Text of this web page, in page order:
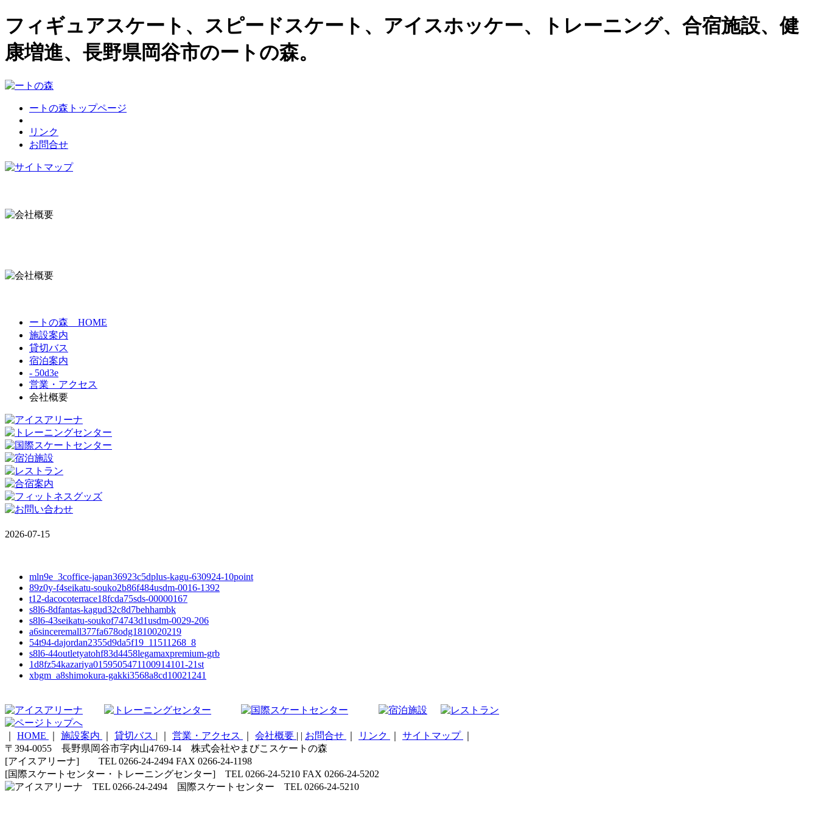
フィギュアスケート、スピードスケート、アイスホッケー、トレーニング、合宿施設、健
康増進、長野県岡谷市のートの森。
ートの森トップページ
リンク
お問合せ
ートの森 HOME
施設案内
貸切バス
宿泊案内
- 50d3e
営業・アクセス
会社概要
2026-07-15
mln9e_3coffice-japan36923c5dplus-kagu-630924-10point
89z0y-f4seikatu-souko2b86f484usdm-0016-1392
t12-dacocoterrace18fcda75sds-00000167
s8l6-8dfantas-kagud32c8d7behhambk
s8l6-43seikatu-soukof74743d1usdm-0029-206
a6sinceremall377fa678odg1810020219
54t94-dajordan2355d9da5f19_11511268_8
s8l6-44outletyatohf83d4458legamaxpremium-grb
1d8fz54kazariya0159505471100914101-21st
xbgm_a8shimokura-gakki3568a8cd10021241
HOME 施設案内 貸切バス | 営業・アクセス 会社概要 | | お問合せ リンク サイトマップ
〒394-0055 長野県岡谷市字内山4769-14 株式会社やまびこスケートの森
[アイスアリーナ] TEL 0266-24-2494 FAX 0266-24-1198
[国際スケートセンター・トレーニングセンター] TEL 0266-24-5210 FAX 0266-24-5202